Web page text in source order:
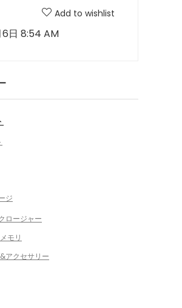
Add to wishlist
日 8:54 AM
ジ
ロージャー
モリ
アクセサリー